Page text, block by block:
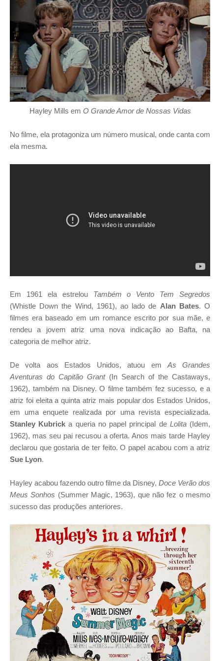
Hayley Mills em O Grande Amor de Nossas Vidas
No filme, ela protagoniza um número musical, onde canta com
ela mesma.
Em 1961 ela estrelou Também o Vento Tem Segredos
(Whistle Down the Wind, 1961), ao lado de Alan Bates. O
filmes era baseado em um romance escrito por sua mãe, e
rendeu a jovem atriz uma nova indicação ao Bafta, na
categoria de melhor atriz.
De volta aos Estados Unidos, atuou em As Grandes
Aventuras do Capitão Grant (In Search of the Castaways,
1962), também na Disney. O filme também fez sucesso, e a
atriz foi eleita a quinta atriz mais popular dos Estados Unidos,
em uma enquete realizada por uma revista especializada.
Stanley Kubrick a queria no papel principal de Lolita(Idem,
1962), mas seu pai recusou a oferta. Anos mais tarde Hayley
declarou que gostaria de ter feito. O papel acabou com a atriz
Sue Lyon.
Hayley acabou fazendo outro filme da Disney, Doce Verão dos
Meus Sonhos (Summer Magic, 1963), que não fez o mesmo
sucesso das produções anteriores.